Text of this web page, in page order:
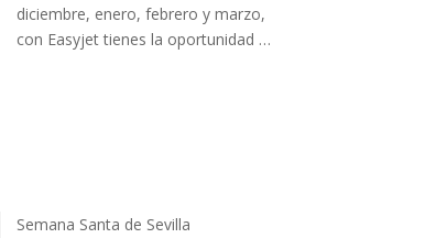
diciembre, enero, febrero y marzo,
con Easyjet tienes la oportunidad …
Semana Santa de Sevilla